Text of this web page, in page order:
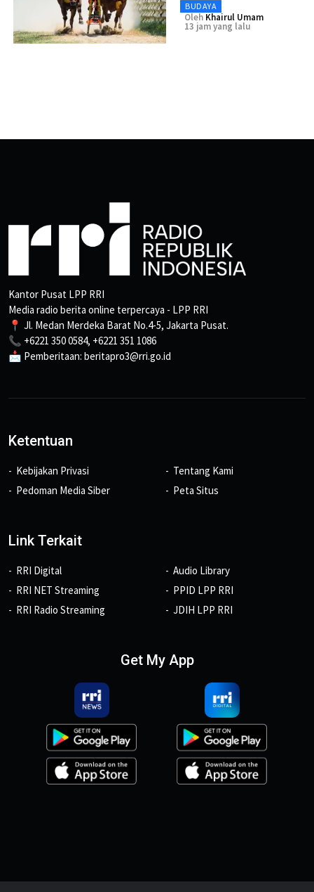
BUDAYA
Oleh Khairul Umam
13 jam yang lalu
Kantor Pusat LPP RRI
Media radio berita online terpercaya - LPP RRI
📍 Jl. Medan Merdeka Barat No.4-5, Jakarta Pusat.
📞 +6221 350 0584, +6221 351 1086
📩 Pemberitaan: beritapro3@rri.go.id
Ketentuan
Kebijakan Privasi
Pedoman Media Siber
Tentang Kami
Peta Situs
Link Terkait
RRI Digital
RRI NET Streaming
RRI Radio Streaming
Audio Library
PPID LPP RRI
JDIH LPP RRI
Get My App